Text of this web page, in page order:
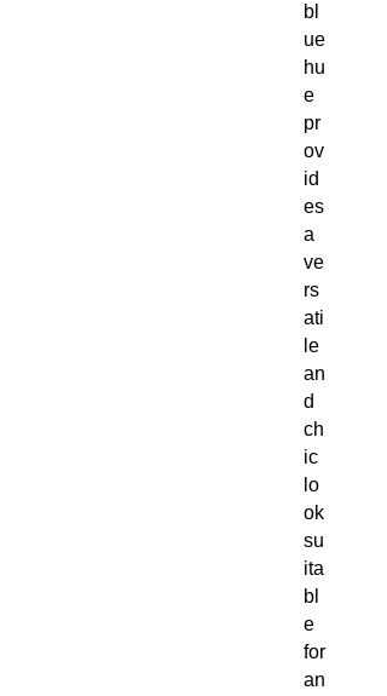
bl
ue
hu
e
pr
ov
id
es
a
ve
rs
ati
le
an
d
ch
ic
lo
ok
su
ita
bl
e
for
an